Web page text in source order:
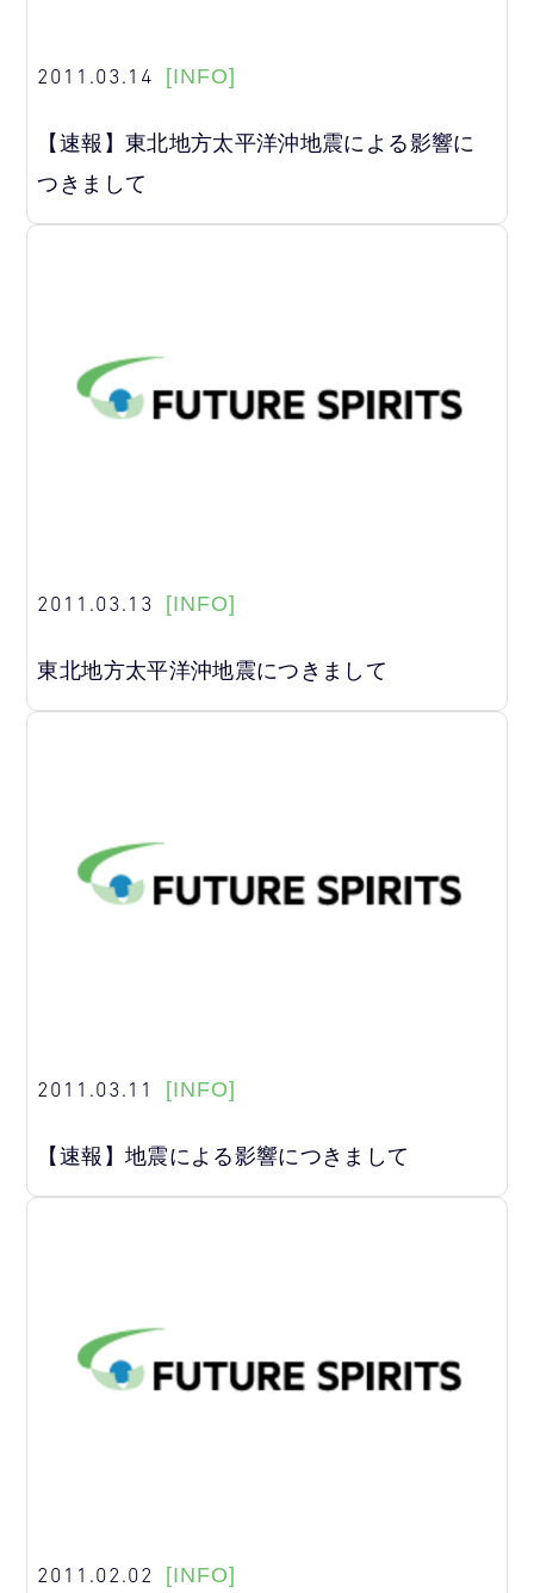
2011.03.14 [INFO]
【速報】東北地方太平洋沖地震による影響に
つきまして
2011.03.13 [INFO]
東北地方太平洋沖地震につきまして
2011.03.11 [INFO]
【速報】地震による影響につきまして
2011.02.02 [INFO]